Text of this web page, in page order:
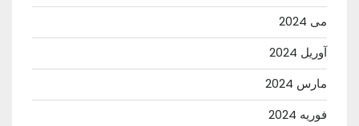
می 2024
آوریل 2024
مارس 2024
فوریه 2024